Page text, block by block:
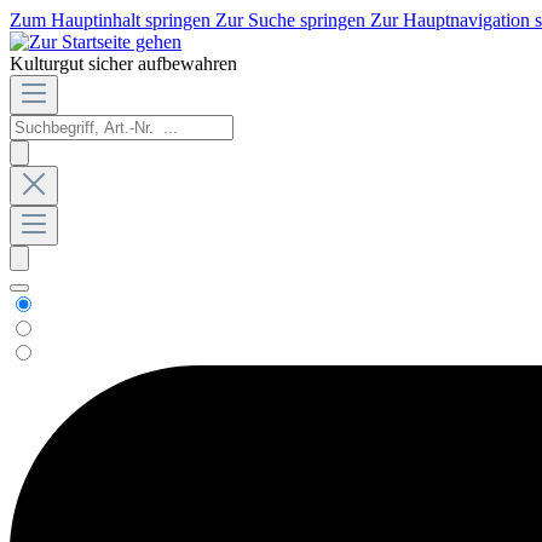
Zum Hauptinhalt springen Zur Suche springen Zur Hauptnavigation
Kulturgut sicher aufbewahren